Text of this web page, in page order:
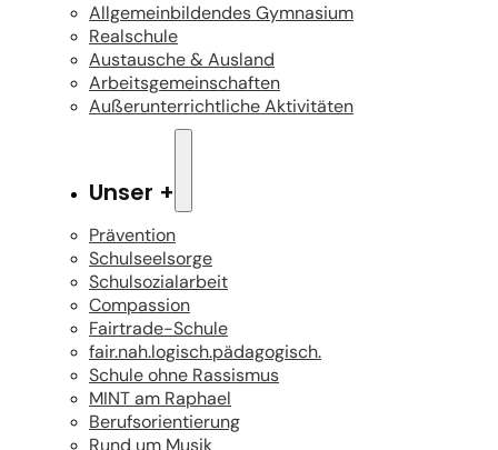
Allgemeinbildendes Gymnasium
Realschule
Austausche & Ausland
Arbeitsgemeinschaften
Außerunterrichtliche Aktivitäten
Unser +
Prävention
Schulseelsorge
Schulsozialarbeit
Compassion
Fairtrade-Schule
fair.nah.logisch.pädagogisch.
Schule ohne Rassismus
MINT am Raphael
Berufsorientierung
Rund um Musik